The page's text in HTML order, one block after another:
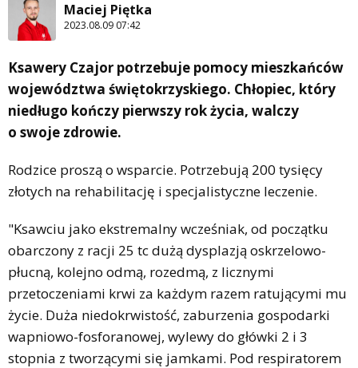
Maciej Piętka
2023.08.09 07:42
Ksawery Czajor potrzebuje pomocy mieszkańców
województwa świętokrzyskiego. Chłopiec, który
niedługo kończy pierwszy rok życia, walczy
o swoje zdrowie.
Rodzice proszą o wsparcie. Potrzebują 200 tysięcy
złotych na rehabilitację i specjalistyczne leczenie.
"Ksawciu jako ekstremalny wcześniak, od początku
obarczony z racji 25 tc dużą dysplazją oskrzelowo-
płucną, kolejno odmą, rozedmą, z licznymi
przetoczeniami krwi za każdym razem ratującymi mu
życie. Duża niedokrwistość, zaburzenia gospodarki
wapniowo-fosforanowej, wylewy do główki 2 i 3
stopnia z tworzącymi się jamkami. Pod respiratorem